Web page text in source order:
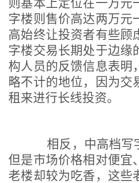
则基本上定位在一万元
字楼则售价高达两万元
高始终让投资者有些顾
字楼交易长期处于边缘
构人员的反馈信息表明
略不计的地位，因为交
租来进行长线投资。
相反，中高档写字
但是市场价格相对便宜
老楼却较为吃香，这些